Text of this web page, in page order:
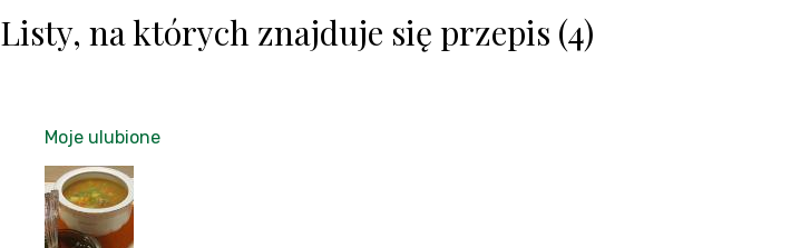
Listy, na których znajduje się przepis (4)
Moje ulubione